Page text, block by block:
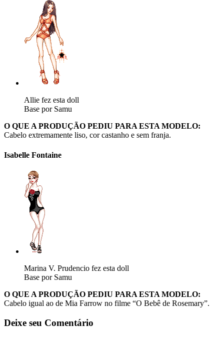
Allie fez esta doll
Base por Samu
O QUE A PRODUÇÃO PEDIU PARA ESTA MODELO:
Cabelo extremamente liso, cor castanho e sem franja.
Isabelle Fontaine
Marina V. Prudencio fez esta doll
Base por Samu
O QUE A PRODUÇÃO PEDIU PARA ESTA MODELO:
Cabelo igual ao de Mia Farrow no filme “O Bebê de Rosemary”.
Deixe seu Comentário